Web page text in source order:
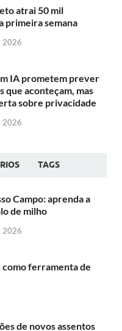
atrai 50 mil
primeira semana
2026
IA prometem prever
que aconteçam, mas
sobre privacidade
2026
TAGS
Campo: aprenda a
de milho
2026
ferramenta de
de novos assentos